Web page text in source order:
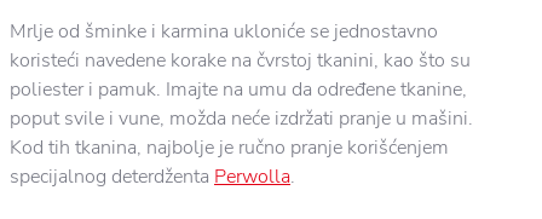
Mrlje od šminke i karmina ukloniće se jednostavno
koristeći navedene korake na čvrstoj tkanini, kao što su
poliester i pamuk. Imajte na umu da određene tkanine,
poput svile i vune, možda neće izdržati pranje u mašini.
Kod tih tkanina, najbolje je ručno pranje korišćenjem
specijalnog deterdženta Perwolla.